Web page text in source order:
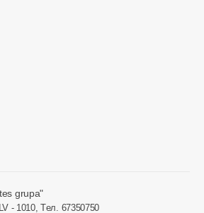
grupa"
- 1010, Tел. 67350750